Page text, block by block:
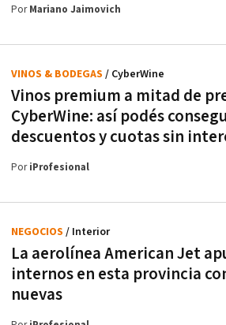
PorMariano Jaimovich
Vinos premium a mitad de
CyberWine: así podés
descuentos y cuotas sin
VINOS & BODEGAS / CyberWine
PoriProfesional
La aerolínea American Jet
internos en esta provincia
nuevas
NEGOCIOS / Interior